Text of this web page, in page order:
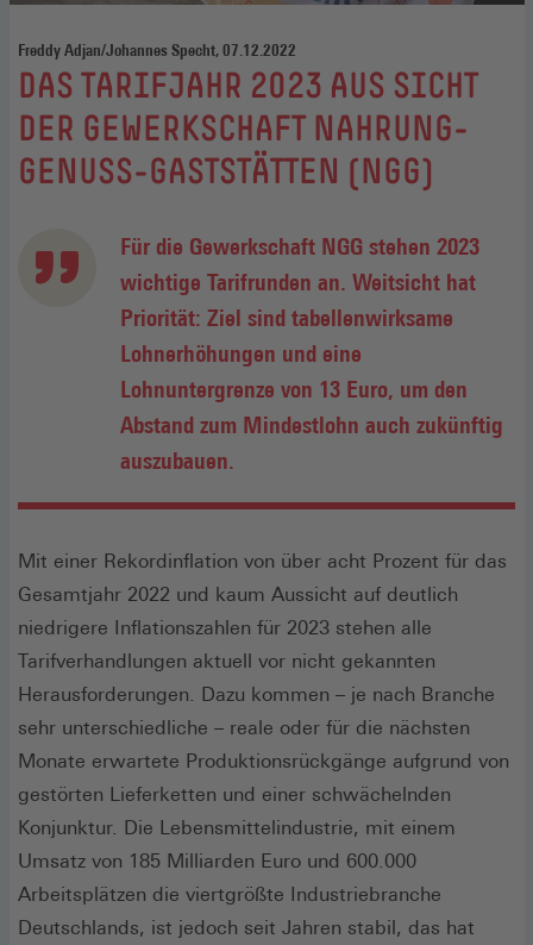
Freddy Adjan/Johannes Specht, 07.12.2022
:
DAS TARIFJAHR 2023 AUS SICHT
DER GEWERKSCHAFT NAHRUNG-
GENUSS-GASTSTÄTTEN (NGG)
Für die Gewerkschaft NGG stehen 2023
wichtige Tarifrunden an. Weitsicht hat
Priorität: Ziel sind tabellenwirksame
Lohnerhöhungen und eine
Lohnuntergrenze von 13 Euro, um den
Abstand zum Mindestlohn auch zukünftig
auszubauen.
Mit einer Rekordinflation von über acht Prozent für das
Gesamtjahr 2022 und kaum Aussicht auf deutlich
niedrigere Inflationszahlen für 2023 stehen alle
Tarifverhandlungen aktuell vor nicht gekannten
Herausforderungen. Dazu kommen – je nach Branche
sehr unterschiedliche – reale oder für die nächsten
Monate erwartete Produktionsrückgänge aufgrund von
gestörten Lieferketten und einer schwächelnden
Konjunktur. Die Lebensmittelindustrie, mit einem
Umsatz von 185 Milliarden Euro und 600.000
Arbeitsplätzen die viertgrößte Industriebranche
Deutschlands, ist jedoch seit Jahren stabil, das hat